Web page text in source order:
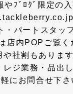
やﾌﾞﾛｸﾞ限定の
ートスタッフ
店内POPご覧く
や社割もあります
レジ業務・品出
気軽にお問合